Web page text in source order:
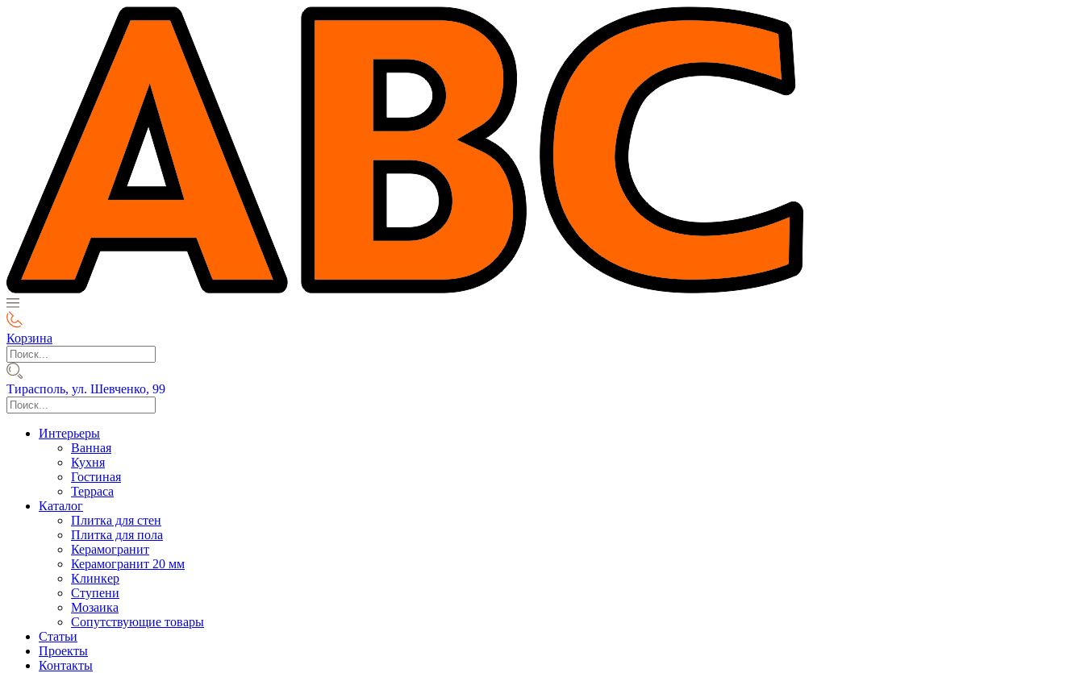
Корзина
Тирасполь, ул. Шевченко, 99
Интерьеры
Ванная
Кухня
Гостиная
Терраса
Каталог
Плитка для стен
Плитка для пола
Керамогранит
Керамогранит 20 мм
Клинкер
Ступени
Мозаика
Сопутствующие товары
Статьи
Проекты
Контакты